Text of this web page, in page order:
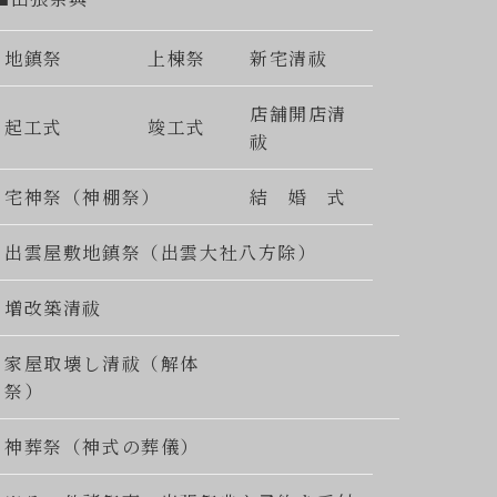
地鎮祭 上棟祭 新宅清祓
起工式 竣工式
店舗開店清
祓
宅神祭（神棚祭） 結 婚 式
出雲屋敷地鎮祭（出雲大社八方除）
増改築清祓
家屋取壊し清祓（解体
祭）
神葬祭（神式の葬儀）